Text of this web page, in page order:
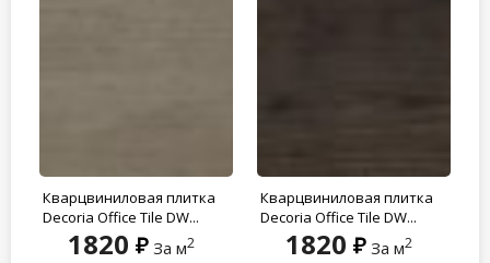
Кварцвиниловая плитка
Decoria Office Tile DW...
1820 За м2
Кварцвиниловая плитка
Decoria Office Tile DW...
1820 За м2